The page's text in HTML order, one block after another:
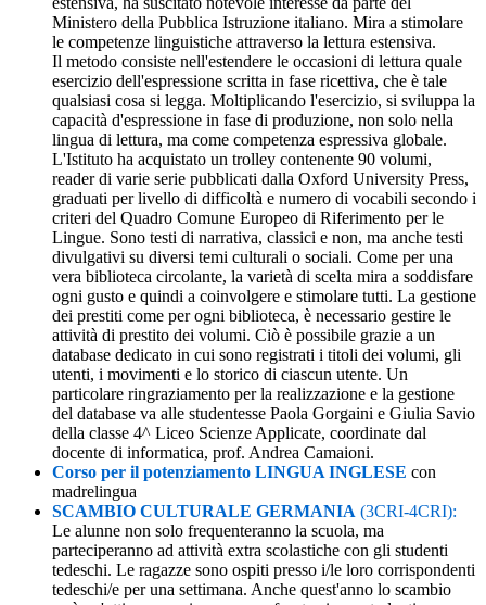
Ministero della Pubblica Istruzione italiano. Mira a stimolare
le competenze linguistiche attraverso la lettura estensiva.
Il metodo consiste nell'estendere le occasioni di lettura quale
esercizio dell'espressione scritta in fase ricettiva, che è tale
qualsiasi cosa si legga. Moltiplicando l'esercizio, si sviluppa la
capacità d'espressione in fase di produzione, non solo nella
lingua di lettura, ma come competenza espressiva globale.
L'Istituto ha acquistato un trolley contenente 90 volumi,
reader di varie serie pubblicati dalla Oxford University Press,
graduati per livello di difficoltà e numero di vocabili secondo i
criteri del Quadro Comune Europeo di Riferimento per le
Lingue. Sono testi di narrativa, classici e non, ma anche testi
divulgativi su diversi temi culturali o sociali. Come per una
vera biblioteca circolante, la varietà di scelta mira a soddisfare
ogni gusto e quindi a coinvolgere e stimolare tutti. La gestione
dei prestiti come per ogni biblioteca, è necessario gestire le
attività di prestito dei volumi. Ciò è possibile grazie a un
database dedicato in cui sono registrati i titoli dei volumi, gli
utenti, i movimenti e lo storico di ciascun utente. Un
particolare ringraziamento per la realizzazione e la gestione
del database va alle studentesse Paola Gorgaini e Giulia Savio
della classe 4^ Liceo Scienze Applicate, coordinate dal
docente di informatica, prof. Andrea Camaioni.
Corso per il potenziamento LINGUA INGLESE con
madrelingua
SCAMBIO CULTURALE GERMANIA (3CRI-4CRI):
Le alunne non solo frequenteranno la scuola, ma
parteciperanno ad attività extra scolastiche con gli studenti
tedeschi. Le ragazze sono ospiti presso i/le loro corrispondenti
tedeschi/e per una settimana. Anche quest'anno lo scambio